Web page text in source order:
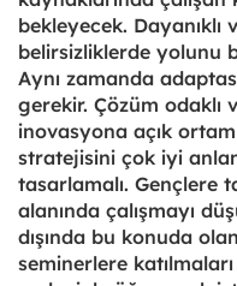
bekleyecek. Dayanıklı
belirsizliklerde yolunu
Aynı zamanda
gerekir. Çözüm odaklı
inovasyona açık
stratejisini çok iyi
tasarlamalı. Gençlere
alanında çalışmayı
dışında bu konuda
seminerlere